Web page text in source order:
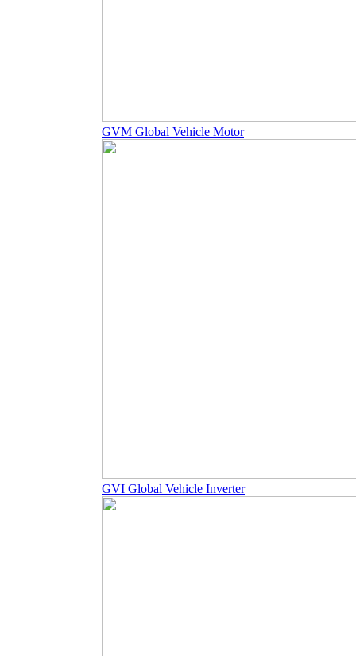
GVM Global Vehicle Motor
GVI Global Vehicle Inverter